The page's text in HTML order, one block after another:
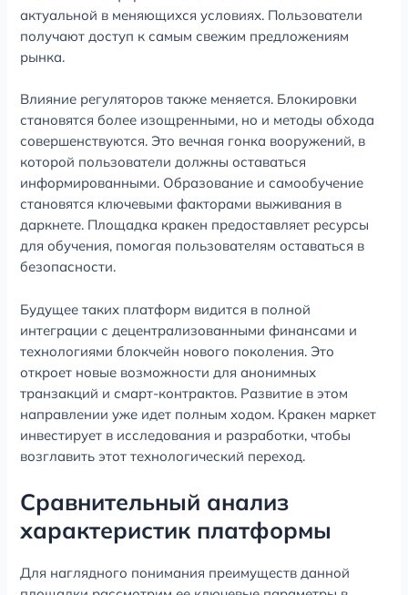
актуальной в меняющихся условиях. Пользователи
получают доступ к самым свежим предложениям
рынка.
Влияние регуляторов также меняется. Блокировки
становятся более изощренными, но и методы обхода
совершенствуются. Это вечная гонка вооружений, в
которой пользователи должны оставаться
информированными. Образование и самообучение
становятся ключевыми факторами выживания в
даркнете. Площадка кракен предоставляет ресурсы
для обучения, помогая пользователям оставаться в
безопасности.
Будущее таких платформ видится в полной
интеграции с децентрализованными финансами и
технологиями блокчейн нового поколения. Это
откроет новые возможности для анонимных
транзакций и смарт-контрактов. Развитие в этом
направлении уже идет полным ходом. Кракен маркет
инвестирует в исследования и разработки, чтобы
возглавить этот технологический переход.
Сравнительный анализ
характеристик платформы
Для наглядного понимания преимуществ данной